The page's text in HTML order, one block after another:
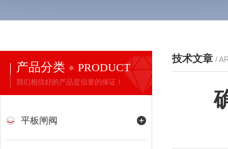
产品分类 PRODUCT
我们相信好的产品是信誉的保证！
平板闸阀
技术文章 /